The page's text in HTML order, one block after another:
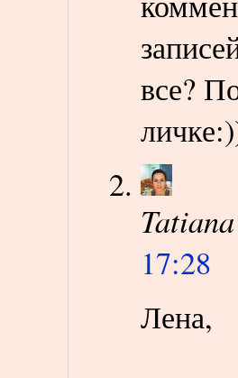
все?
17:28
Лена,